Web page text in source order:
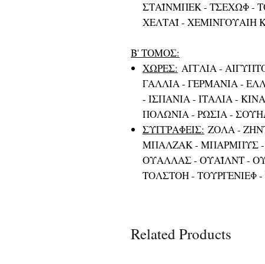
ΣΤΑΪΝΜΠΕΚ - ΤΣΕΧΩΦ -
ΧΕΛΤΑΪ - ΧΕΜΙΝΓΟΥΑΙΗ
Β' ΤΟΜΟΣ:
ΧΩΡΕΣ: ΑΓΓΛΙΑ -
ΓΑΛΛΙΑ - ΓΕΡΜΑΝΙΑ -
- ΙΣΠΑΝΙΑ - ΙΤΑΛΙΑ -
ΠΟΛΩΝΙΑ - ΡΩΣΙΑ -
ΣΥΓΓΡΑΦΕΙΣ: ΖΟΛΑ -
ΜΠΑΛΖΑΚ - ΜΠΑΡΜΠΥΣ
ΟΥΑΛΛΑΣ - ΟΥΑΪΛΝΤ -
ΤΟΛΣΤΟΗ - ΤΟΥΡΓΕΝΙΕΦ
Related Products